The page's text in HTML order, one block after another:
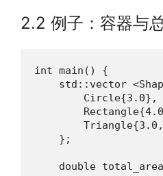
2.2 例子：容器与
int main() {
std::vector
        Circle{3.0},
    };
double